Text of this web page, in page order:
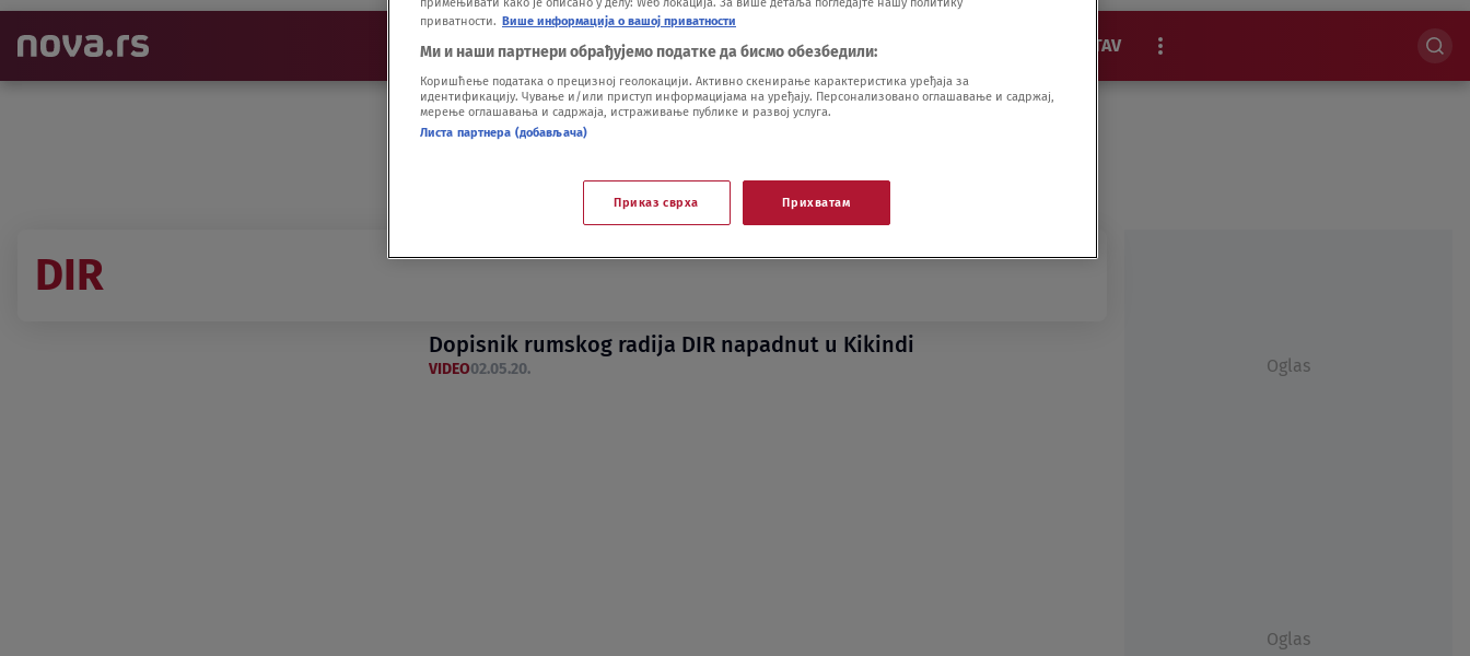
NAJNOVIJE VESTI SHOW SPORT VIDEO NOVA BAZA STAV
EKSKLUZIVNO
DIR
Dopisnik rumskog radija DIR napadnut u Kikindi
VIDEO02.05.20. Oglas
Oglas
приватности. Више информација о вашој приватности
Ми и наши партнери обрађујемо податке да бисмо обезбедили:
Коришћење података о прецизној геолокацији. Активно скенирање карактеристика уређаја за
идентификацију. Чување и/или приступ информацијама на уређају. Персонализовано оглашавање и садржај,
мерење оглашавања и садржаја, истраживање публике и развој услуга.
Листа партнера (добављача)
Приказ сврха Прихватам